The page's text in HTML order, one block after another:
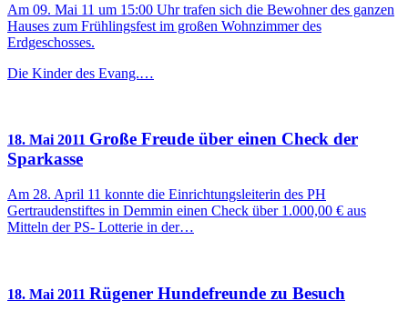
Am 09. Mai 11 um 15:00 Uhr trafen sich die Bewohner des ganzen
Hauses zum Frühlingsfest im großen Wohnzimmer des
Erdgeschosses.
Die Kinder des Evang.…
18. Mai 2011 Große Freude über einen Check der
Sparkasse
Am 28. April 11 konnte die Einrichtungsleiterin des PH
Gertraudenstiftes in Demmin einen Check über 1.000,00 € aus
Mitteln der PS- Lotterie in der…
18. Mai 2011 Rügener Hundefreunde zu Besuch